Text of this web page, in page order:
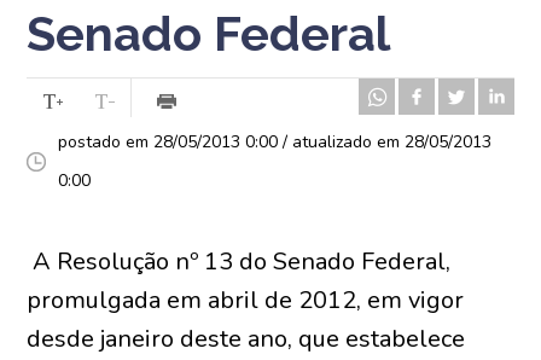
Senado Federal
postado em 28/05/2013 0:00 / atualizado em 28/05/2013
0:00
A Resolução nº 13 do Senado Federal,
promulgada em abril de 2012, em vigor
desde janeiro deste ano, que estabelece